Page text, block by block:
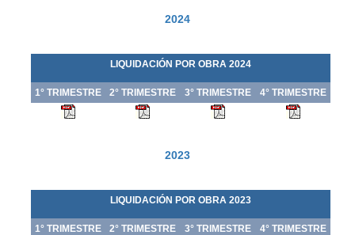
2024
LIQUIDACIÓN POR OBRA 2024
1° TRIMESTRE 2° TRIMESTRE 3° TRIMESTRE 4° TRIMESTRE
2023
LIQUIDACIÓN POR OBRA 2023
1° TRIMESTRE 2° TRIMESTRE 3° TRIMESTRE 4° TRIMESTRE